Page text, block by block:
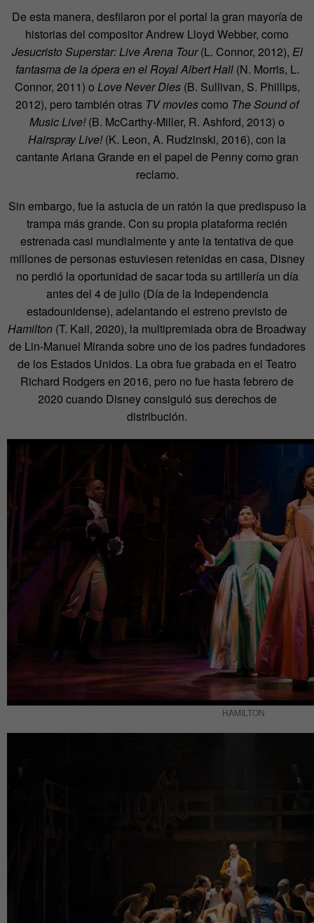
De esta manera, desfilaron por el portal la gran mayoría de
historias del compositor Andrew Lloyd Webber, como
Jesucristo Superstar: Live Arena Tour(L. Connor, 2012), El
fantasma de la ópera en el Royal Albert Hall (N. Morris, L.
Connor, 2011) o Love Never Dies(B. Sullivan, S. Phillips,
2012), pero también otras TV moviescomo The Sound of
Music Live!(B. McCarthy-Miller, R. Ashford, 2013) o
Hairspray Live!(K. Leon, A. Rudzinski, 2016), con la
cantante Ariana Grande en el papel de Penny como gran
reclamo.
Sin embargo, fue la astucia de un ratón la que predispuso la
trampa más grande. Con su propia plataforma recién
estrenada casi mundialmente y ante la tentativa de que
millones de personas estuviesen retenidas en casa, Disney
no perdió la oportunidad de sacar toda su artillería un día
antes del 4 de julio (Día de la Independencia
estadounidense), adelantando el estreno previsto de
Hamilton (T. Kail, 2020), la multipremiada obra de Broadway
de Lin-Manuel Miranda sobre uno de los padres fundadores
de los Estados Unidos. La obra fue grabada en el Teatro
Richard Rodgers en 2016, pero no fue hasta febrero de
2020 cuando Disney consiguió sus derechos de
distribución.
HAMILTON